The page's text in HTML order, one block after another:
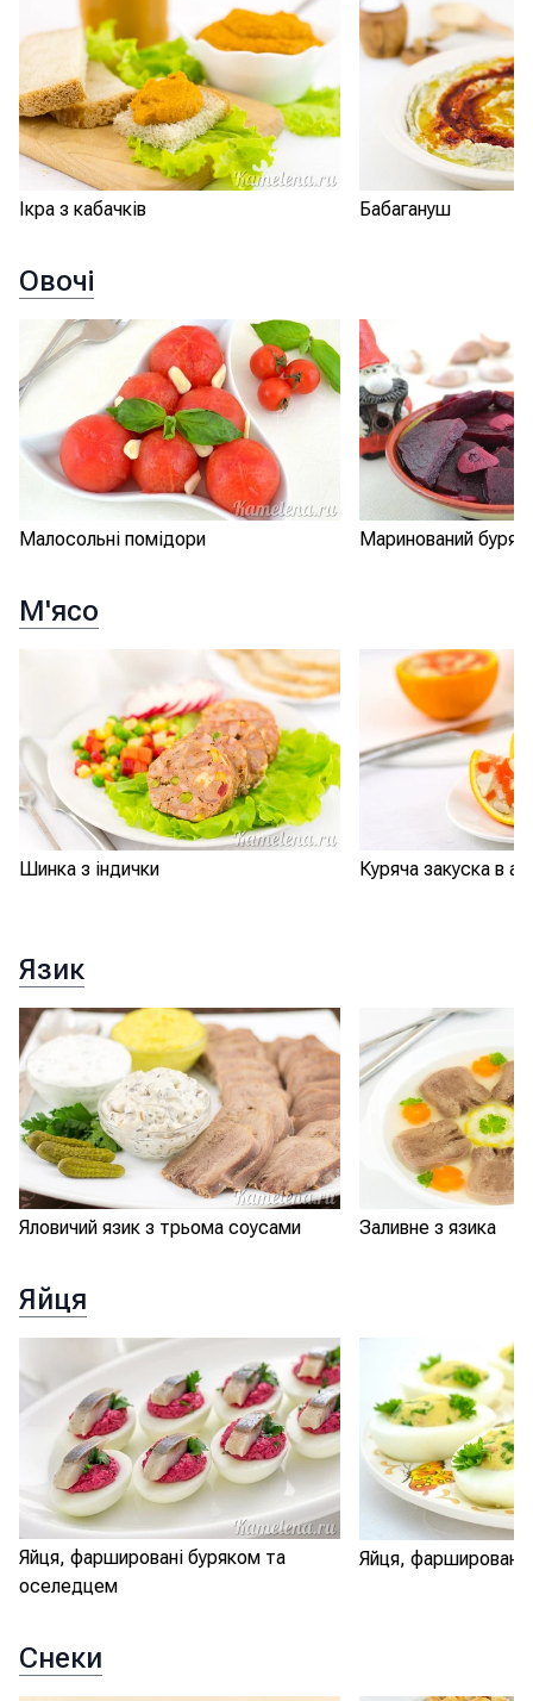
Ікра з кабачків Бабагануш
Овочі
Малосольні помідори Маринований
М'ясо
Шинка з індички Куряча закуска в
Язик
Яловичий язик з трьома соусами Заливне з язика
Яйця
Яйця, фаршировані буряком та
оселедцем
Яйця, фаршировані
Снеки